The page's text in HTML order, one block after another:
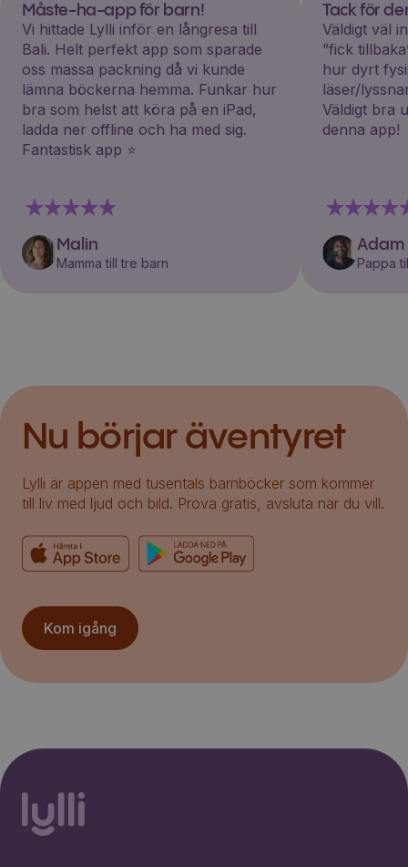
Måste-ha-app för barn!
Vi hittade Lylli inför en långresa till
Bali. Helt perfekt app som sparade
oss massa packning då vi kunde
lämna böckerna hemma. Funkar hur
bra som helst att köra på en iPad,
ladda ner offline och ha med sig.
Fantastisk app ⭐️
Malin
Mamma till tre barn
Tack för
Väldigt väl
”fick
hur dyrt
läser/
Väldigt bra
denna app!
Adam
Pappa
Nu börjar äventyret
Lylli är appen med tusentals barnböcker som kommer
till liv med ljud och bild. Prova gratis, avsluta när du vill.
Kom igång